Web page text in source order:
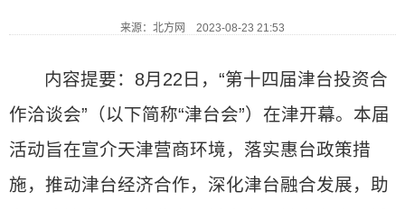
来源：北方网 2023-08-23 21:53
内容提要：8月22日，“第十四届津台投资合
作洽谈会”（以下简称“津台会”）在津开幕。本届
活动旨在宣介天津营商环境，落实惠台政策措
施，推动津台经济合作，深化津台融合发展，助